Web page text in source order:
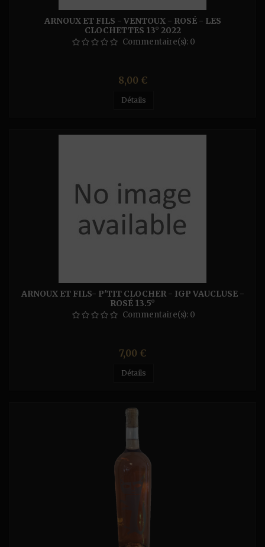
ARNOUX ET FILS - VENTOUX - ROSÉ - LES
CLOCHETTES 13° 2022
Commentaire(s): 0
Prix
8,00 €
Détails
ARNOUX ET FILS- P'TIT CLOCHER - IGP VAUCLUSE -
ROSÉ 13.5°
Commentaire(s): 0
Prix
7,00 €
Détails